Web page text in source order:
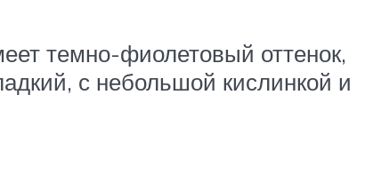
темно-фиолетовый оттенок,
с небольшой кислинкой и